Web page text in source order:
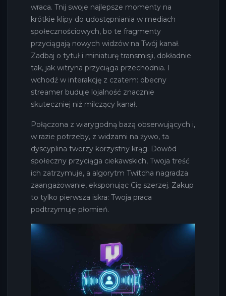
wraca. Tnij swoje najlepsze momenty na
krótkie klipy do udostępniania w mediach
społecznościowych, bo te fragmenty
przyciągają nowych widzów na Twój kanał.
Zadbaj o tytuł i miniaturę transmisji, dokładnie
tak, jak witryna przyciąga przechodnia. I
wchodź w interakcję z czatem: obecny
streamer buduje lojalność znacznie
skuteczniej niż milczący kanał.
Połączona z wiarygodną bazą obserwujących i,
w razie potrzeby, z widzami na żywo, ta
dyscyplina tworzy korzystny krąg. Dowód
społeczny przyciąga ciekawskich, Twoja treść
ich zatrzymuje, a algorytm Twitcha nagradza
zaangażowanie, eksponując Cię szerzej. Zakup
to tylko pierwsza iskra: Twoja praca
podtrzymuje płomień.